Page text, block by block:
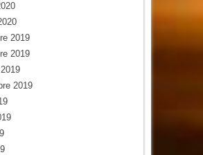
2019
2019
2019